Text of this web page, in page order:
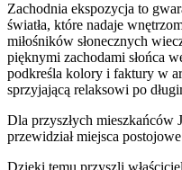
Zachodnia ekspozycja to
światła, które nadaje
miłośników słonecznych
pięknymi zachodami słońca
podkreśla kolory i faktury w
sprzyjającą relaksowi po
Dla przyszłych mieszkańców
przewidziałmiejsca